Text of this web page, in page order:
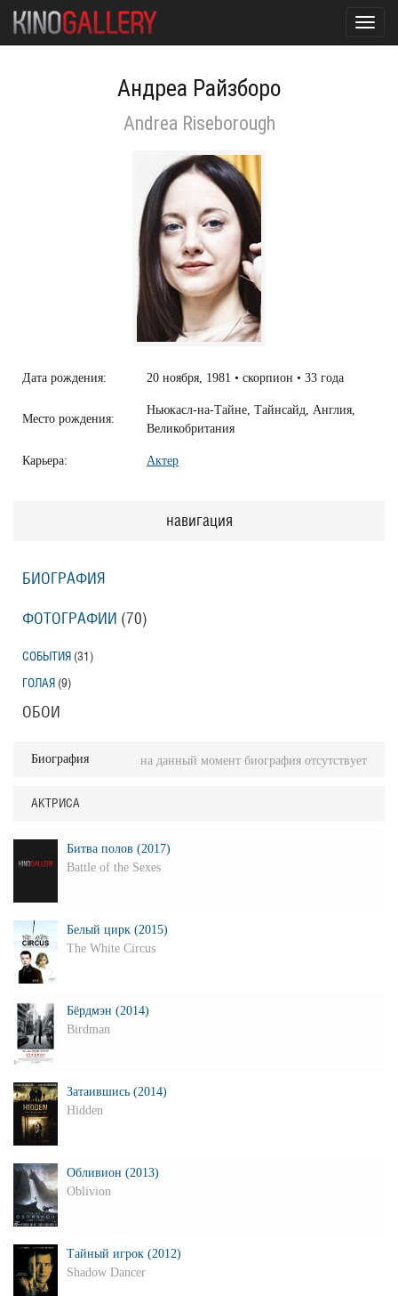
Андреа Райзборо
Andrea Riseborough
Дата рождения: 20 ноября, 1981 • скорпион • 33 года
Место рождения:
Ньюкасл-на-Тайне, Тайнсайд, Англия,
Великобритания
Карьера: Актер
навигация
БИОГРАФИЯ
ФОТОГРАФИИ (70)
СОБЫТИЯ (31 )
ГОЛАЯ (9)
ОБОИ
Биография на данный момент биография отсутствует
АКТРИСА
Битва полов (2017)
Battle of the Sexes
Белый цирк (2015)
The White Circus
Бёрдмэн (2014)
Birdman
Затаившись (2014)
Hidden
Обливион (2013)
Oblivion
Тайный игрок (2012)
Shadow Dancer